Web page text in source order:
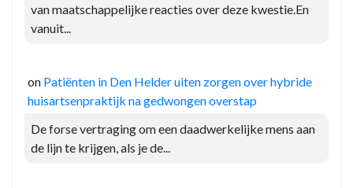
van maatschappelijke reacties over deze kwestie.En
vanuit...
on Patiënten in Den Helder uiten zorgen over hybride
huisartsenpraktijk na gedwongen overstap
De forse vertraging om een daadwerkelijke mens aan
de lijn te krijgen, als je de...